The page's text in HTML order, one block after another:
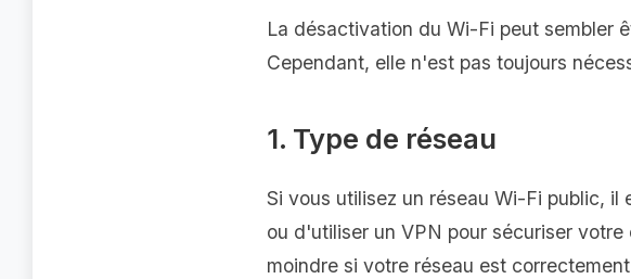
La désactivation du Wi-Fi peut sembler
Cependant, elle n'est pas toujours
1. Type de réseau
Si vous utilisez un réseau Wi-Fi public,
ou d'utiliser un VPN pour sécuriser
moindre si votre réseau est